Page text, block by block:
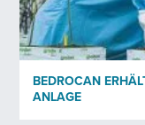
BEDROCAN
ANLAGE